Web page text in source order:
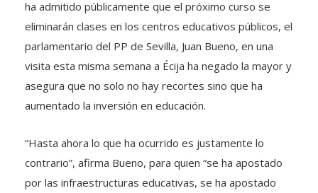
ha admitido públicamente que el próximo curso se
eliminarán clases en los centros educativos públicos, el
parlamentario del PP de Sevilla, Juan Bueno, en una
visita esta misma semana a Écija ha negado la mayor y
asegura que no solo no hay recortes sino que ha
aumentado la inversión en educación.
“Hasta ahora lo que ha ocurrido es justamente lo
contrario”, afirma Bueno, para quien “se ha apostado
por las infraestructuras educativas, se ha apostado